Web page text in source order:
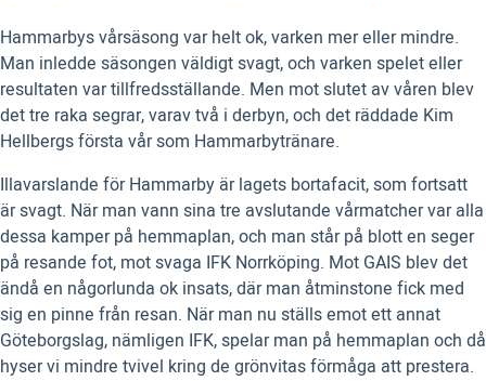
Hammarbys vårsäsong var helt ok, varken mer eller mindre.
Man inledde säsongen väldigt svagt, och varken spelet eller
resultaten var tillfredsställande. Men mot slutet av våren blev
det tre raka segrar, varav två i derbyn, och det räddade Kim
Hellbergs första vår som Hammarbytränare.
Illavarslande för Hammarby är lagets bortafacit, som fortsatt
är svagt. När man vann sina tre avslutande vårmatcher var alla
dessa kamper på hemmaplan, och man står på blott en seger
på resande fot, mot svaga IFK Norrköping. Mot GAIS blev det
ändå en någorlunda ok insats, där man åtminstone fick med
sig en pinne från resan. När man nu ställs emot ett annat
Göteborgslag, nämligen IFK, spelar man på hemmaplan och då
hyser vi mindre tvivel kring de grönvitas förmåga att prestera.